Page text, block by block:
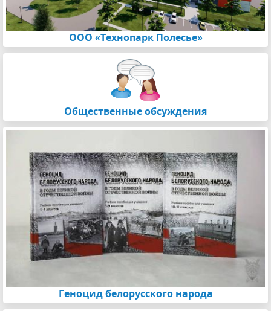
ООО «Технопарк Полесье»
Общественные обсуждения
Геноцид белорусского народа